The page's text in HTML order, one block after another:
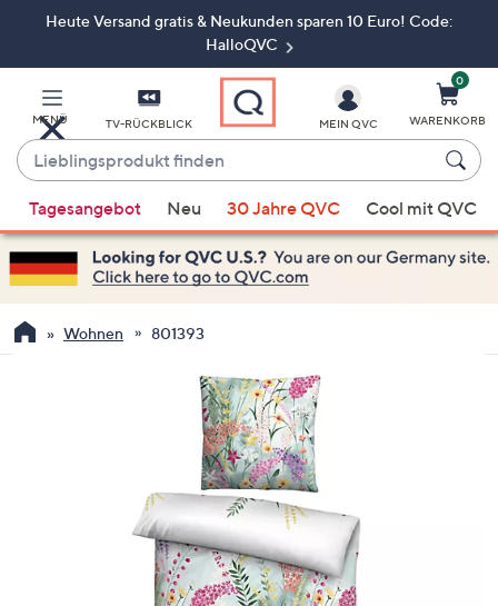
ZumHeute Versand gratis & Neukunden sparen 10 Euro! Code:
HalloQVC
MENÜ TV-RÜCKBLICK
Lieblingsprodukt
finden
Vorschläge
verfügbar
sind,
verwenden
Sie
MEIN QVC
0
WARENKORB
Tagesangebot Neu 30 Jahre QVC Cool mit QVC
Wohnen 801393